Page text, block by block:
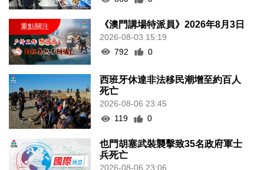
《澳門講場特派員》2026年8月3日
2026-08-03 15:19
792
0
西班牙休達非法移民潮增至約百人
死亡
2026-08-06 23:45
119
0
也門胡塞武裝襲擊致35名政府軍士
兵死亡
2026-08-06 23:06